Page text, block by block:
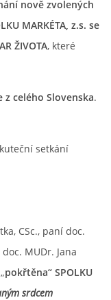
nově zvolených
MARKÉTA, z.s. se
ŽIVOTA, které
celého Slovenska.
setkání
CSc., paní doc.
MUDr. Jana
„pokřtěna“ SPOLKU
srdcem